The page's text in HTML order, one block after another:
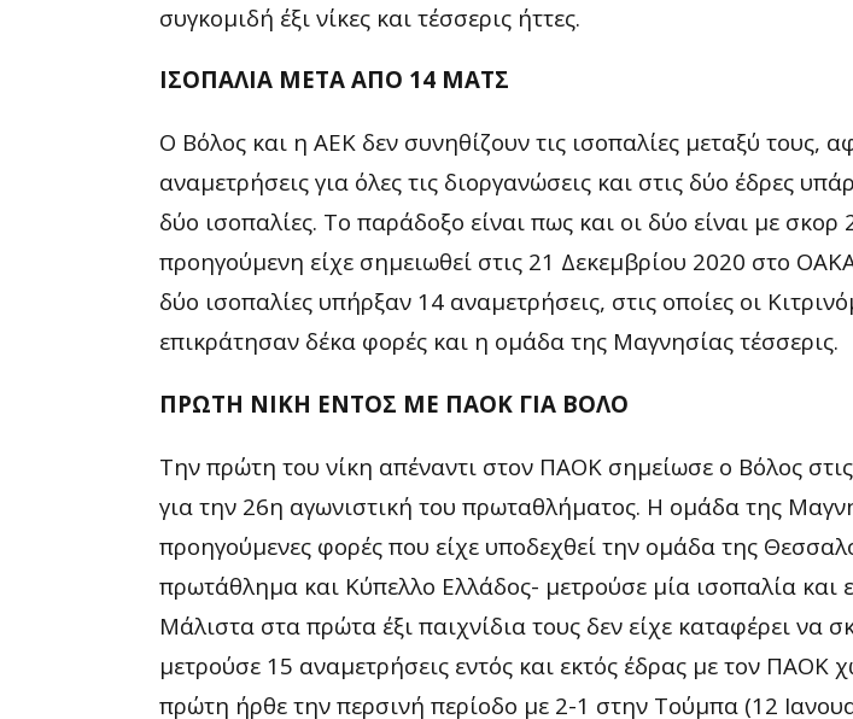
συγκομιδή έξι νίκες και τέσσερις ήττες.
ΙΣΟΠΑΛΙΑ ΜΕΤΑ ΑΠΟ 14 ΜΑΤΣ
Ο Βόλος και η ΑΕΚ δεν συνηθίζουν τις ισοπαλίες μεταξύ τους,
αναμετρήσεις για όλες τις διοργανώσεις και στις δύο έδρες
δύο ισοπαλίες. Το παράδοξο είναι πως και οι δύο είναι με σκορ
προηγούμενη είχε σημειωθεί στις 21 Δεκεμβρίου 2020 στο
δύο ισοπαλίες υπήρξαν 14 αναμετρήσεις, στις οποίες οι
επικράτησαν δέκα φορές και η ομάδα της Μαγνησίας τέσσερις.
ΠΡΩΤΗ ΝΙΚΗ ΕΝΤΟΣ ΜΕ ΠΑΟΚ ΓΙΑ ΒΟΛΟ
Την πρώτη του νίκη απέναντι στον ΠΑΟΚ σημείωσε ο Βόλος
για την 26η αγωνιστική του πρωταθλήματος. Η ομάδα της
προηγούμενες φορές που είχε υποδεχθεί την ομάδα της
πρωτάθλημα και Κύπελλο Ελλάδος- μετρούσε μία ισοπαλία και
Μάλιστα στα πρώτα έξι παιχνίδια τους δεν είχε καταφέρει να
μετρούσε 15 αναμετρήσεις εντός και εκτός έδρας με τον ΠΑΟΚ
πρώτη ήρθε την περσινή περίοδο με 2-1 στην Τούμπα (12